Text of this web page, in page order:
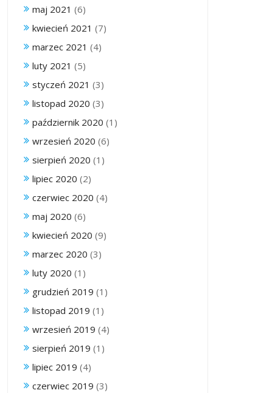
maj 2021 (6)
kwiecień 2021 (7)
marzec 2021 (4)
luty 2021 (5)
styczeń 2021 (3)
listopad 2020 (3)
październik 2020 (1)
wrzesień 2020 (6)
sierpień 2020 (1)
lipiec 2020 (2)
czerwiec 2020 (4)
maj 2020 (6)
kwiecień 2020 (9)
marzec 2020 (3)
luty 2020 (1)
grudzień 2019 (1)
listopad 2019 (1)
wrzesień 2019 (4)
sierpień 2019 (1)
lipiec 2019 (4)
czerwiec 2019 (3)